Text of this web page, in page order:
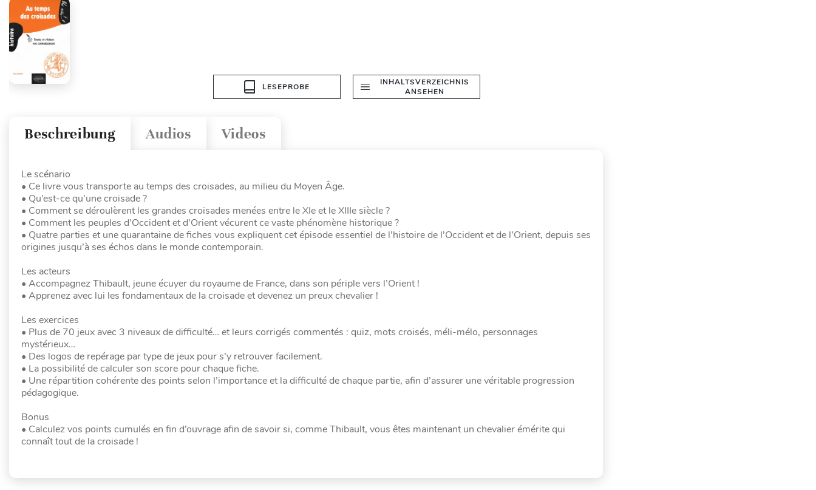
LESEPROBE
INHALTSVERZEICHNIS
ANSEHEN
Videos
Audios
Beschreibung
Le scénario
• Ce livre vous transporte au temps des croisades, au milieu du Moyen Âge.
• Qu’est-ce qu’une croisade ?
• Comment se déroulèrent les grandes croisades menées entre le XIe et le XIIIe siècle ?
• Comment les peuples d’Occident et d’Orient vécurent ce vaste phénomène historique ?
• Quatre parties et une quarantaine de fiches vous expliquent cet épisode essentiel de l’histoire de l’Occident et de l’Orient, depuis ses
origines jusqu’à ses échos dans le monde contemporain.
Les acteurs
• Accompagnez Thibault, jeune écuyer du royaume de France, dans son périple vers l’Orient !
• Apprenez avec lui les fondamentaux de la croisade et devenez un preux chevalier !
Les exercices
• Plus de 70 jeux avec 3 niveaux de difficulté… et leurs corrigés commentés : quiz, mots croisés, méli-mélo, personnages
mystérieux…
• Des logos de repérage par type de jeux pour s’y retrouver facilement.
• La possibilité de calculer son score pour chaque fiche.
• Une répartition cohérente des points selon l’importance et la difficulté de chaque partie, afin d’assurer une véritable progression
pédagogique.
Bonus
• Calculez vos points cumulés en fin d’ouvrage afin de savoir si, comme Thibault, vous êtes maintenant un chevalier émérite qui
connaît tout de la croisade !